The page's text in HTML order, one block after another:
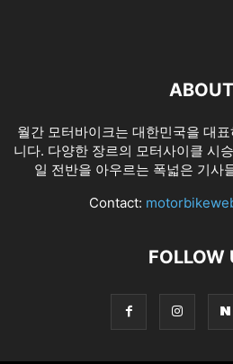
ABOUT
월간 모터바이크는 대한민국을 대
니다. 다양한 장르의 모터사이클 시
일 전반을 아우르는 폭넓은 기사
Contact:
FOLLOW